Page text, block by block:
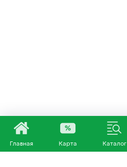
Главная Карта Каталог